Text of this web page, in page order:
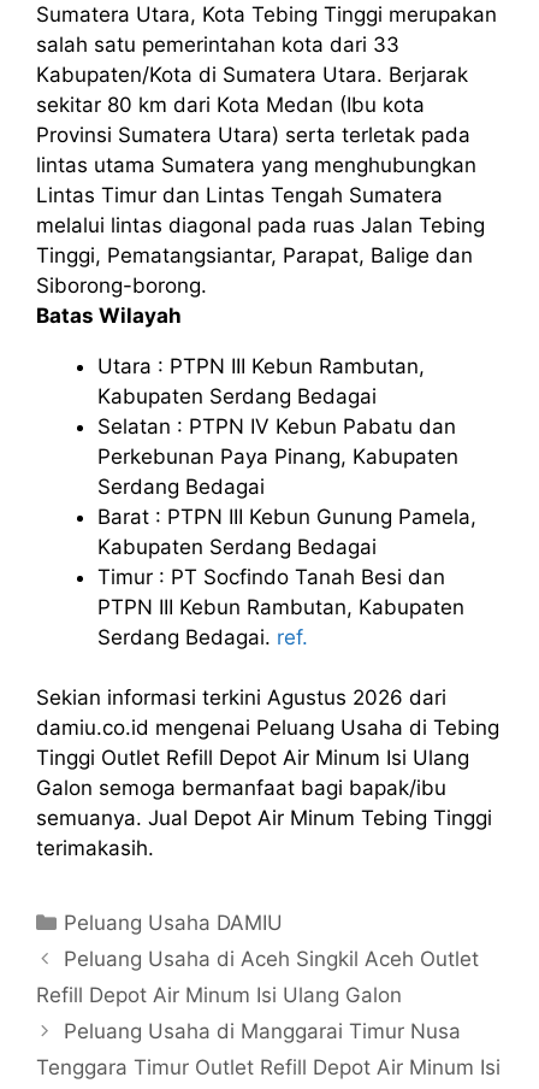
Sumatera Utara, Kota Tebing Tinggi merupakan
salah satu pemerintahan kota dari 33
Kabupaten/Kota di Sumatera Utara. Berjarak
sekitar 80 km dari Kota Medan (Ibu kota
Provinsi Sumatera Utara) serta terletak pada
lintas utama Sumatera yang menghubungkan
Lintas Timur dan Lintas Tengah Sumatera
melalui lintas diagonal pada ruas Jalan Tebing
Tinggi, Pematangsiantar, Parapat, Balige dan
Siborong-borong.
Batas Wilayah
Utara : PTPN III Kebun Rambutan,
Kabupaten Serdang Bedagai
Selatan : PTPN IV Kebun Pabatu dan
Perkebunan Paya Pinang, Kabupaten
Serdang Bedagai
Barat : PTPN III Kebun Gunung Pamela,
Kabupaten Serdang Bedagai
Timur : PT Socfindo Tanah Besi dan
PTPN III Kebun Rambutan, Kabupaten
Serdang Bedagai. ref.
Sekian informasi terkini Agustus 2026 dari
damiu.co.id mengenai Peluang Usaha di Tebing
Tinggi Outlet Refill Depot Air Minum Isi Ulang
Galon semoga bermanfaat bagi bapak/ibu
semuanya. Jual Depot Air Minum Tebing Tinggi
terimakasih.
Kategori
Peluang Usaha DAMIU
Peluang Usaha di Aceh Singkil Aceh Outlet
Refill Depot Air Minum Isi Ulang Galon
Peluang Usaha di Manggarai Timur Nusa
Tenggara Timur Outlet Refill Depot Air Minum Isi